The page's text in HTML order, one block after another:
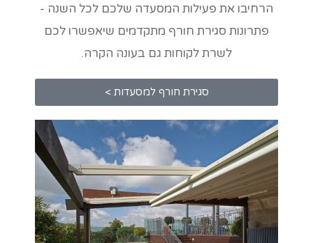
הרחיבו את פעילות המסעדה שלכם לכל השנה -
פתרונות סגירת חורף מתקדמים שיאפשרו לכם
לשרת לקוחות גם בעונה הקרה.
סגירת חורף למסעדות >